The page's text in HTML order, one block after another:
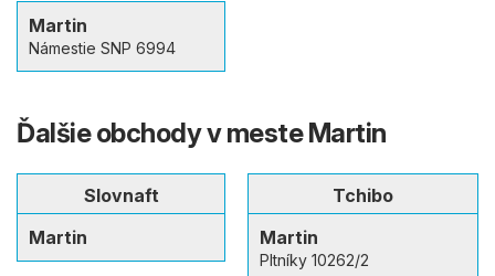
Martin
Námestie SNP 6994
Ďalšie obchody v meste Martin
Slovnaft
Martin
Tchibo
Martin
Pltníky 10262/2